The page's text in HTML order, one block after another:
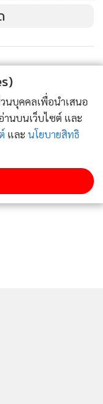
นบุคคลเพื่อนำเสนอ
นบนเว็บไซต์ และ
และ นโยบายสิทธิ